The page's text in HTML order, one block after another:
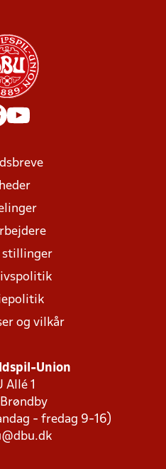
stillinger
og vilkår
Union
Allé 1
- fredag 9-16)